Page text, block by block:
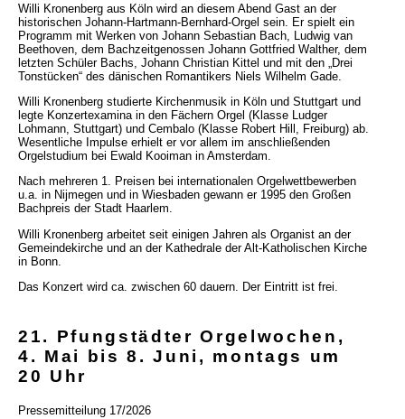
Willi Kronenberg aus Köln wird an diesem Abend Gast an der
historischen Johann-Hartmann-Bernhard-Orgel sein. Er spielt ein
Programm mit Werken von Johann Sebastian Bach, Ludwig van
Beethoven, dem Bachzeitgenossen Johann Gottfried Walther, dem
letzten Schüler Bachs, Johann Christian Kittel und mit den „Drei
Tonstücken“ des dänischen Romantikers Niels Wilhelm Gade.
Willi Kronenberg studierte Kirchenmusik in Köln und Stuttgart und
legte Konzertexamina in den Fächern Orgel (Klasse Ludger
Lohmann, Stuttgart) und Cembalo (Klasse Robert Hill, Freiburg) ab.
Wesentliche Impulse erhielt er vor allem im anschließenden
Orgelstudium bei Ewald Kooiman in Amsterdam.
Nach mehreren 1. Preisen bei internationalen Orgelwettbewerben
u.a. in Nijmegen und in Wiesbaden gewann er 1995 den Großen
Bachpreis der Stadt Haarlem.
Willi Kronenberg arbeitet seit einigen Jahren als Organist an der
Gemeindekirche und an der Kathedrale der Alt-Katholischen Kirche
in Bonn.
Das Konzert wird ca. zwischen 60 dauern. Der Eintritt ist frei.
21. Pfungstädter Orgelwochen,
4. Mai bis 8. Juni, montags um
20 Uhr
Pressemitteilung 17/2026